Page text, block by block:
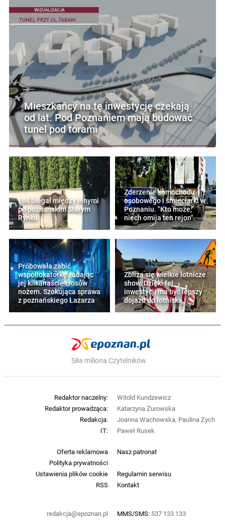
Mieszkańcy na tę inwestycję czekają
od lat. Pod Poznaniem mają budować
tunel pod torami
Łoś biegał między innymi
po poznańskim Starym
Rynku
Zderzenie samochodu
osobowego i śmieciarki w
Poznaniu. "Kto może,
niech omija ten rejon"
Próbowała zabić
współlokatorkę zadając
jej kilkanaście ciosów
nożem. Szokująca sprawa
z poznańskiego Łazarza
Zbliża się wielkie lotnicze
show. Dzięki tej
inwestycji ma być lepszy
dojazd do lotniska
Siła miliona Czytelników
Oferta reklamowa
Nasz patronat
Polityka prywatności
Ustawienia plików cookie
Regulamin serwisu
RSS
Kontakt
redakcja@epoznan.pl MMS/SMS: 537 133 133
Redaktor naczelny:
Witold Kundzewicz
Redaktor prowadząca:
Katarzyna Żurowska
Redakcja:
Joanna Wachowska, Paulina Zych
IT:
Paweł Rusek